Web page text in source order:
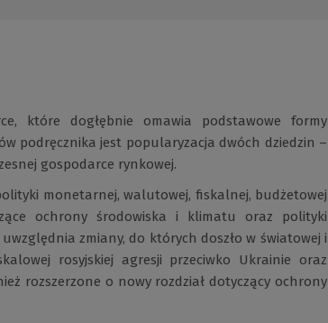
które dogłębnie omawia podstawowe formy
podręcznika jest popularyzacja dwóch dziedzin –
gospodarce rynkowej.
monetarnej, walutowej, fiskalnej, budżetowej
ochrony środowiska i klimatu oraz polityki
zmiany, do których doszło w światowej i
rosyjskiej agresji przeciwko Ukrainie oraz
rozszerzone o nowy rozdział dotyczący ochrony